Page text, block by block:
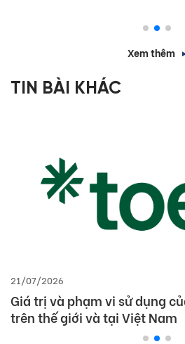
Xem thêm
TIN BÀI KHÁC
21/07/2026
Giá trị và phạm vi sử dụng
trên thế giới và tại Việt Nam